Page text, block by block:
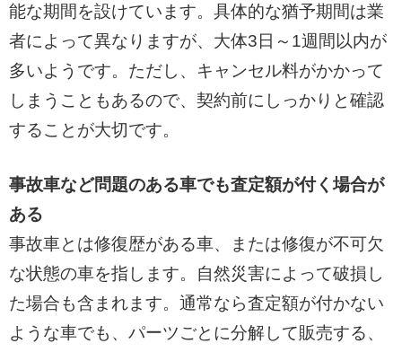
能な期間を設けています。具体的な猶予期間は業
者によって異なりますが、大体3日～1週間以内が
多いようです。ただし、キャンセル料がかかって
しまうこともあるので、契約前にしっかりと確認
することが大切です。
事故車など問題のある車でも査定額が付く場合が
ある
事故車とは修復歴がある車、または修復が不可欠
な状態の車を指します。自然災害によって破損し
た場合も含まれます。通常なら査定額が付かない
ような車でも、パーツごとに分解して販売する、